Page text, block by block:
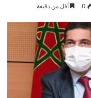
0 أقل من دقيقة